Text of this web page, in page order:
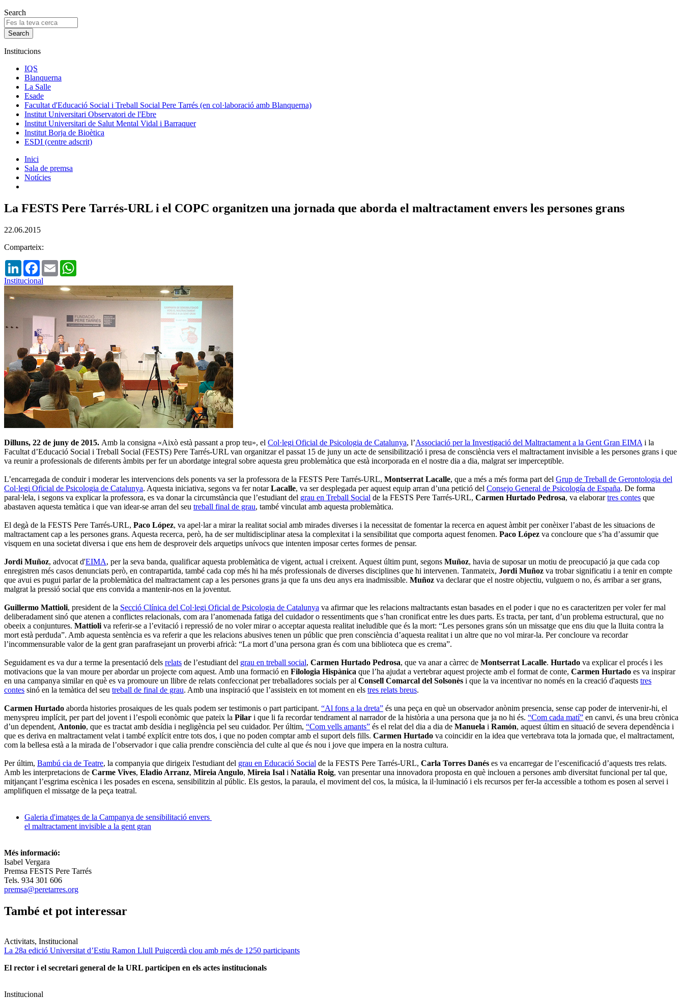
Search
Institucions
IQS
Blanquerna
La Salle
Esade
Facultat d'Educació Social i Treball Social Pere Tarrés (en col·laboració amb Blanquerna)
Institut Universitari Observatori de l'Ebre
Institut Universitari de Salut Mental Vidal i Barraquer
Institut Borja de Bioètica
ESDI (centre adscrit)
Inici
Sala de premsa
Notícies
La FESTS Pere Tarrés-URL i el COPC organitzen una jornada que aborda el maltractament envers les persones grans
22.06.2015
Comparteix:
LinkedInFacebook
Email
Institucional
Dilluns, 22 de juny de 2015. Amb la consigna «Això està passant a prop teu», el Col·legi Oficial de Psicologia de Catalunya, l’Associació per la Investigació del Maltractament a la Gent Gran EIMA i la
Facultat d’Educació Social i Treball Social (FESTS) Pere Tarrés-URL van organitzar el passat 15 de juny un acte de sensibilització i presa de consciència vers el maltractament invisible a les persones grans i que
va reunir a professionals de diferents àmbits per fer un abordatge integral sobre aquesta greu problemàtica que està incorporada en el nostre dia a dia, malgrat ser imperceptible.
L’encarregada de conduir i moderar les intervencions dels ponents va ser la professora de la FESTS Pere Tarrés-URL, Montserrat Lacalle, que a més a més forma part del Grup de Treball de Gerontologia del
Col·legi Oficial de Psicologia de Catalunya. Aquesta iniciativa, segons va fer notarLacalle, va ser desplegada per aquest equip arran d’una petició del Consejo General de Psicología de España. De forma
paral·lela, i segons va explicar la professora, es va donar la circumstància que l’estudiant del grau en Treball Social de la FESTS Pere Tarrés-URL, Carmen Hurtado Pedrosa, va elaborartres contes que
abastaven aquesta temàtica i que van idear-se arran del seu treball final de grau, també vinculat amb aquesta problemàtica.
El degà de la FESTS Pere Tarrés-URL, Paco López, va apel·lar a mirar la realitat social amb mirades diverses i la necessitat de fomentar la recerca en aquest àmbit per conèixer l’abast de les situacions de
maltractament cap a les persones grans. Aquesta recerca, però, ha de ser multidisciplinar atesa la complexitat i la sensibilitat que comporta aquest fenomen. Paco López va concloure que s’ha d’assumir que
visquem en una societat diversa i que ens hem de desproveir dels arquetips unívocs que intenten imposar certes formes de pensar.
Jordi Muñoz, advocat d'EIMA, per la seva banda, qualificar aquesta problemàtica de vigent, actual i creixent. Aquest últim punt, segons Muñoz, havia de suposar un motiu de preocupació ja que cada cop
enregistren més casos denunciats però, en contrapartida, també cada cop més hi ha més professionals de diverses disciplines que hi intervenen. Tanmateix, Jordi Muñoz va trobar significatiu i a tenir en compte
que avui es pugui parlar de la problemàtica del maltractament cap a les persones grans ja que fa uns deu anys era inadmissible. Muñoz va declarar que el nostre objectiu, vulguem o no, és arribar a ser grans,
malgrat la pressió social que ens convida a mantenir-nos en la joventut.
Guillermo Mattioli, president de la Secció Clínica del Col·legi Oficial de Psicologia de Catalunya va afirmar que les relacions maltractants estan basades en el poder i que no es caracteritzen per voler fer mal
deliberadament sinó que atenen a conflictes relacionals, com ara l’anomenada fatiga del cuidador o ressentiments que s’han cronificat entre les dues parts. Es tracta, per tant, d’un problema estructural, que no
obeeix a conjuntures. Mattioli va referir-se a l’evitació i repressió de no voler mirar o acceptar aquesta realitat ineludible que és la mort: “Les persones grans són un missatge que ens diu que la lluita contra la
mort està perduda”. Amb aquesta sentència es va referir a que les relacions abusives tenen un públic que pren consciència d’aquesta realitat i un altre que no vol mirar-la. Per concloure va recordar
l’incommensurable valor de la gent gran parafrasejant un proverbi africà: “La mort d’una persona gran és com una biblioteca que es crema”.
Seguidament es va dur a terme la presentació dels relats de l’estudiant del grau en treball social, Carmen Hurtado Pedrosa, que va anar a càrrec de Montserrat Lacalle. Hurtado va explicar el procés i les
motivacions que la van moure per abordar un projecte com aquest. Amb una formació en Filologia Hispànica que l’ha ajudat a vertebrar aquest projecte amb el format de conte, Carmen Hurtado es va inspirar
en una campanya similar en què es va promoure un llibre de relats confeccionat per treballadores socials per al Consell Comarcal del Solsonès i que la va incentivar no només en la creació d'aquests tres
contes sinó en la temàtica del seu treball de final de grau. Amb una inspiració que l’assisteix en tot moment en els tres relats breus.
Carmen Hurtado aborda histories prosaiques de les quals podem ser testimonis o part participant. “Al fons a la dreta” és una peça en què un observador anònim presencia, sense cap poder de intervenir-hi, el
menyspreu implícit, per part del jovent i l’espoli econòmic que pateix la Pilar i que li fa recordar tendrament al narrador de la història a una persona que ja no hi és. “Com cada matí” en canvi, és una breu crònica
d’un dependent, Antonio, que es tractat amb desídia i negligència pel seu cuidador. Per últim, “Com vells amants” és el relat del dia a dia de Manuela i Ramón, aquest últim en situació de severa dependència i
que es deriva en maltractament velat i també explícit entre tots dos, i que no poden comptar amb el suport dels fills. Carmen Hurtado va coincidir en la idea que vertebrava tota la jornada que, el maltractament,
com la bellesa està a la mirada de l’observador i que calia prendre consciència del culte al que és nou i jove que impera en la nostra cultura.
Per últim, Bambú cia de Teatre, la companyia que dirigeix l'estudiant del grau en Educació Social de la FESTS Pere Tarrés-URL, Carla Torres Danés es va encarregar de l’escenificació d’aquests tres relats.
Amb les interpretacions de Carme Vives, Eladio Arranz, Mireia Angulo, Mireia Isal i Natàlia Roig, van presentar una innovadora proposta en què inclouen a persones amb diversitat funcional per tal que,
mitjançant l’esgrima escènica i les posades en escena, sensibilitzin al públic. Els gestos, la paraula, el moviment del cos, la música, la il·luminació i els recursos per fer-la accessible a tothom es posen al servei i
amplifiquen el missatge de la peça teatral.
Galeria d'imatges de la Campanya de sensibilitació envers
el maltractament invisible a la gent gran
Més informació:
Isabel Vergara
Premsa FESTS Pere Tarrés
Tels. 934 301 606
premsa@peretarres.org
També et pot interessar
Activitats, Institucional
La 28a edició Universitat d’Estiu Ramon Llull Puigcerdà clou amb més de 1250 participants
El rector i el secretari general de la URL participen en els actes institucionals
Institucional